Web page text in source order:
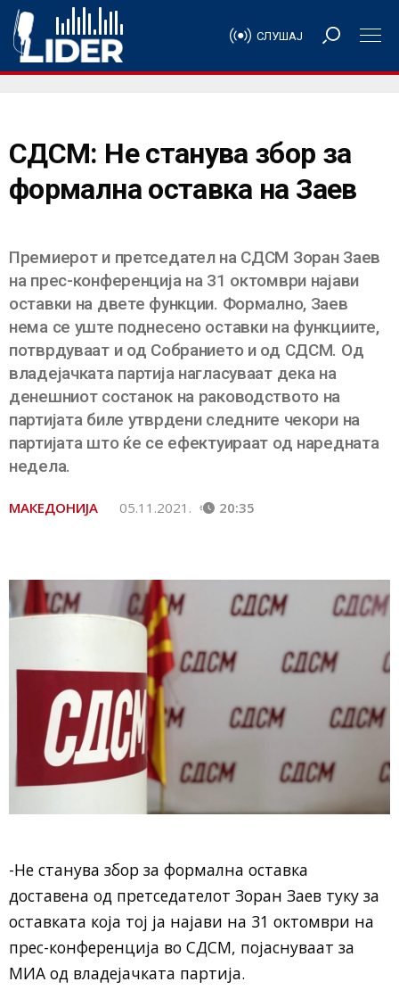
СЛУШАЈ
СДСМ: Не станува збор за
формална оставка на Заев
Премиерот и претседател на СДСМ Зоран Заев
на прес-конференција на 31 октомври најави
оставки на двете функции. Формално, Заев
нема се уште поднесено оставки на функциите,
потврдуваат и од Собранието и од СДСМ. Од
владејачката партија нагласуваат дека на
денешниот состанок на раководството на
партијата биле утврдени следните чекори на
партијата што ќе се ефектуираат од наредната
недела.
МАКЕДОНИЈА 05.11.2021. 20:35
-Не станува збор за формална оставка
доставена од претседателот Зоран Заев туку за
оставката која тој ја најави на 31 октомври на
прес-конференција во СДСМ, појаснуваат за
МИА од владејачката партија.